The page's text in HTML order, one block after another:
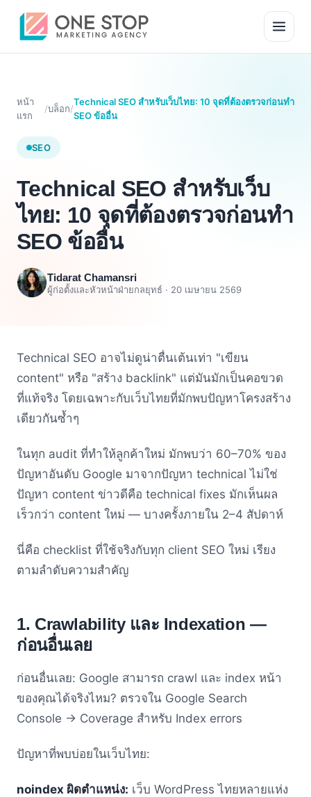
หน้า
แรก
/บล็อก/
Technical SEO สำหรับเว็บไทย: 10 จุดที่ต้องตรวจก่อนทำ
SEO ข้ออื่น
SEO
Technical SEO สำหรับเว็บ
ไทย: 10 จุดที่ต้องตรวจก่อนทำ
SEO ข้ออื่น
Tidarat Chamansri
ผู้ก่อตั้งและหัวหน้าฝ่ายกลยุทธ์ · 20 เมษายน 2569
Technical SEO อาจไม่ดูน่าตื่นเต้นเท่า "เขียน
content" หรือ "สร้าง backlink" แต่มันมักเป็นคอขวด
ที่แท้จริง โดยเฉพาะกับเว็บไทยที่มักพบปัญหาโครงสร้าง
เดียวกันซ้ำๆ
ในทุก audit ที่ทำให้ลูกค้าใหม่ มักพบว่า 60–70% ของ
ปัญหาอันดับ Google มาจากปัญหา technical ไม่ใช่
ปัญหา content ข่าวดีคือ technical fixes มักเห็นผล
เร็วกว่า content ใหม่ — บางครั้งภายใน 2–4 สัปดาห์
นี่คือ checklist ที่ใช้จริงกับทุก client SEO ใหม่ เรียง
ตามลำดับความสำคัญ
1. Crawlability และ Indexation —
ก่อนอื่นเลย
ก่อนอื่นเลย: Google สามารถ crawl และ index หน้า
ของคุณได้จริงไหม? ตรวจใน Google Search
Console → Coverage สำหรับ Index errors
ปัญหาที่พบบ่อยในเว็บไทย:
noindex ผิดตำแหน่ง: เว็บ WordPress ไทยหลายแห่ง